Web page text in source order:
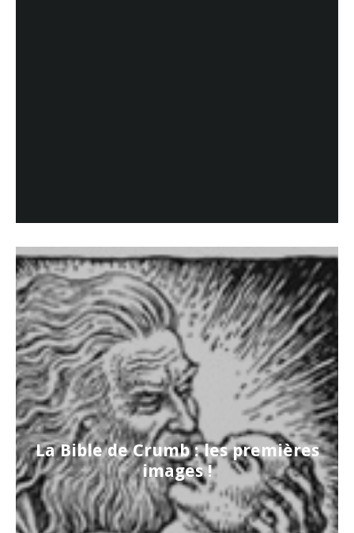
La Bible de Crumb : les premières
images !